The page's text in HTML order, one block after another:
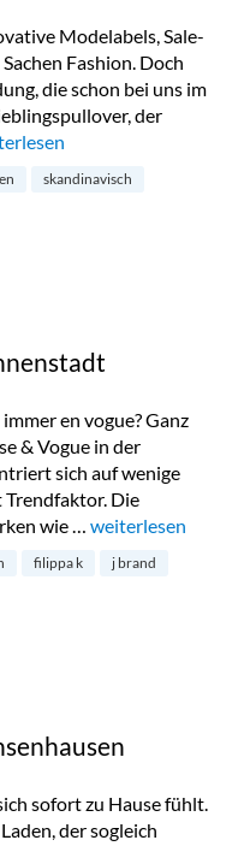
Modelabels, Sale-
Fashion. Doch
die schon bei uns im
der
und
skandinavisch
en vogue? Ganz
& Vogue in der
sich auf wenige
Die
wie … „Pulse & Vogue in
weiterlesen
filippa k
j brand
sofort zu Hause fühlt.
der sogleich